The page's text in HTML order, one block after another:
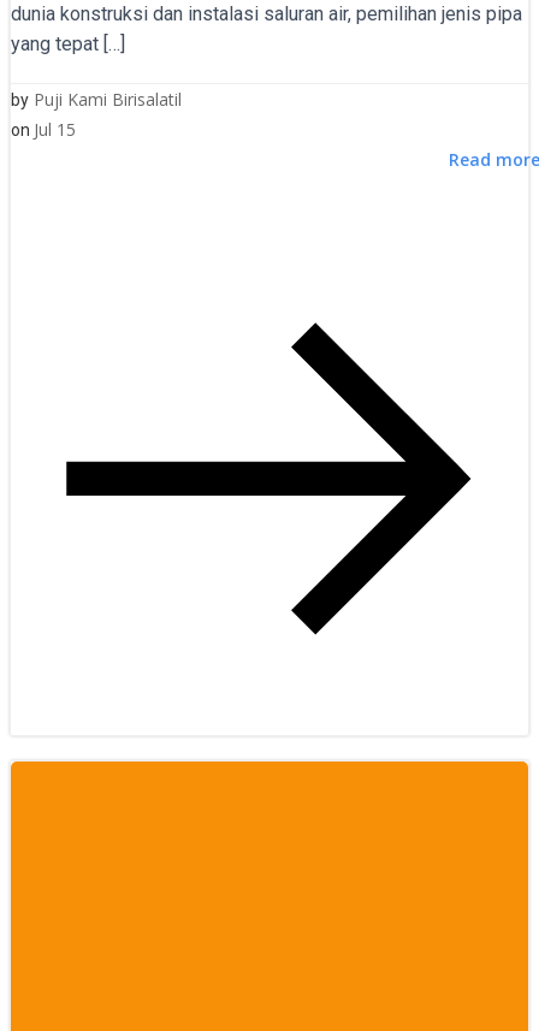
dunia konstruksi dan instalasi saluran air, pemilihan jenis pipa
yang tepat […]
by Puji Kami Birisalatil
on Jul 15
Read more